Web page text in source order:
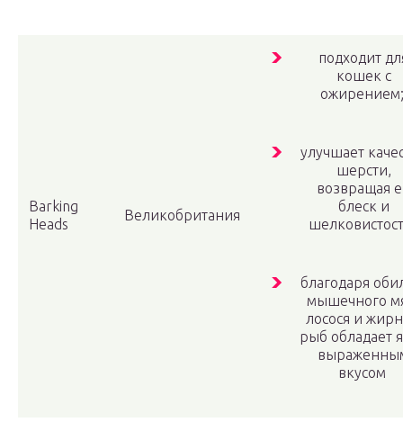
Barking
Heads
Великобритания
подходит
кошек с
улучшает
шерсти,
возвращая
блеск и
благодаря
мышечного
лосося и
рыб обладает
вкусом